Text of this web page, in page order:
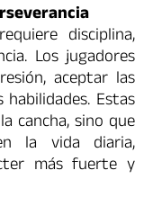
disciplina,
Los jugadores
aceptar las
Estas
cancha, sino que
la vida diaria,
más fuerte y